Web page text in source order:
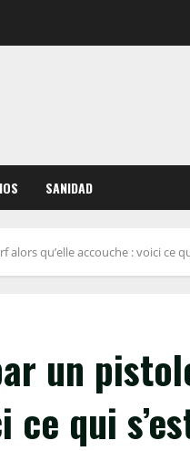
SANIDAD
qu’elle accouche : voici ce
un
qui